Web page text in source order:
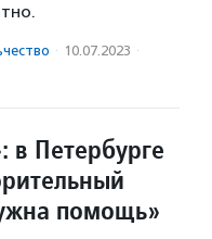
· 10.07.2023 ·
в Петербурге
помощь»